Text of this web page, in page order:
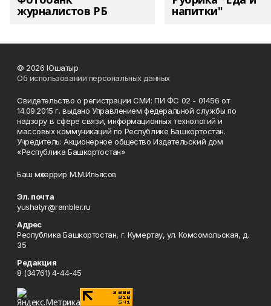
журналистов РБ напитки"
© 2026 Юшатыр
Об использовании персональных данных
Свидетельство о регистрации СМИ: ПИ ФС 02 - 01456 от
14.09.2015 г. выдано Управлением федеральной службы по
надзору в сфере связи, информационных технологий и
массовых коммуникаций по Республике Башкортостан.
Учредитель: Акционерное общество Издательский дом
«Республика Башкортостан»
Баш мөхәррир М.М.Ильясов
Эл. почта
yushatyr@rambler.ru
Адрес
Республика Башкортостан, г. Кумертау, ул. Комсомольская, д.
35
Редакция
8 (34761) 4-44-45